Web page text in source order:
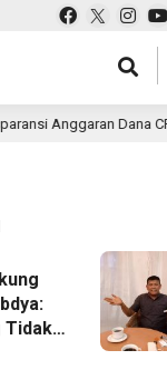
14 jam lalu
Tidak